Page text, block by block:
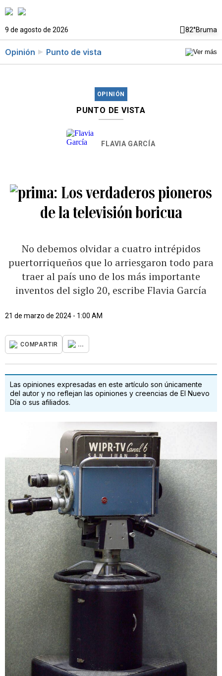
9 de agosto de 2026 82°Bruma
Opinión Punto de vista
OPINIÓN
PUNTO DE VISTA
FLAVIA GARCÍA
Los verdaderos pioneros
de la televisión boricua
No debemos olvidar a cuatro intrépidos
puertorriqueños que lo arriesgaron todo para
traer al país uno de los más importante
inventos del siglo 20, escribe Flavia García
21 de marzo de 2024 - 1:00 AM
COMPARTIR ...
Las opiniones expresadas en este artículo son únicamente
del autor y no reflejan las opiniones y creencias de El Nuevo
Día o sus afiliados.